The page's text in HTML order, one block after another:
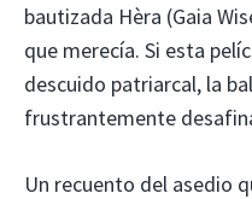
bautizada Hèra (Gaia
que merecía. Si esta
descuido patriarcal, la
frustrantemente
Un recuento del asedio